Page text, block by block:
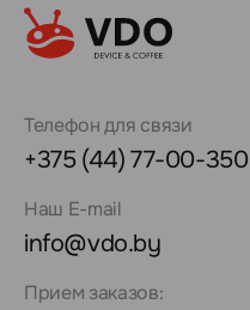
Телефон для связи
+375 (44) 77-00-350
Наш E-mail
info@vdo.by
Прием заказов: